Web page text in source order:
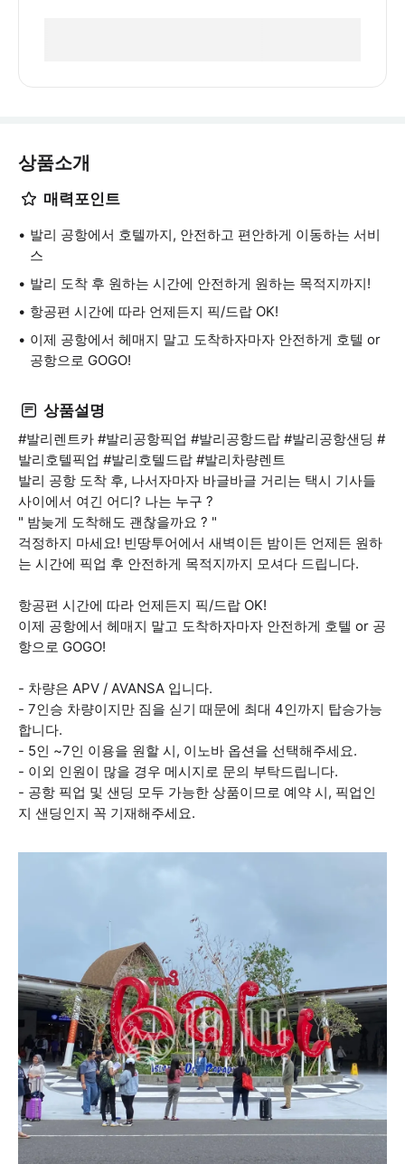
상품소개
매력포인트
발리 공항에서 호텔까지, 안전하고 편안하게 이동하는 서비
스
발리 도착 후 원하는 시간에 안전하게 원하는 목적지까지!
항공편 시간에 따라 언제든지 픽/드랍 OK!
이제 공항에서 헤매지 말고 도착하자마자 안전하게 호텔 or
공항으로 GOGO!
상품설명
#발리렌트카 #발리공항픽업 #발리공항드랍 #발리공항샌딩 #
발리호텔픽업 #발리호텔드랍 #발리차량렌트
발리 공항 도착 후, 나서자마자 바글바글 거리는 택시 기사들
사이에서 여긴 어디? 나는 누구 ?
" 밤늦게 도착해도 괜찮을까요 ? "
걱정하지 마세요! 빈땅투어에서 새벽이든 밤이든 언제든 원하
는 시간에 픽업 후 안전하게 목적지까지 모셔다 드립니다.
항공편 시간에 따라 언제든지 픽/드랍 OK!
이제 공항에서 헤매지 말고 도착하자마자 안전하게 호텔 or 공
항으로 GOGO!
- 차량은 APV / AVANSA 입니다.
- 7인승 차량이지만 짐을 싣기 때문에 최대 4인까지 탑승가능
합니다.
- 5인 ~7인 이용을 원할 시, 이노바 옵션을 선택해주세요.
- 이외 인원이 많을 경우 메시지로 문의 부탁드립니다.
- 공항 픽업 및 샌딩 모두 가능한 상품이므로 예약 시, 픽업인
지 샌딩인지 꼭 기재해주세요.